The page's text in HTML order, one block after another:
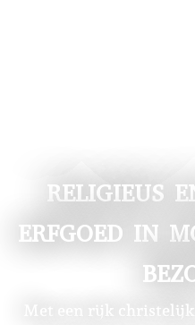
RELIGIEUS
ERFGOED IN
Met een rijk christelijk